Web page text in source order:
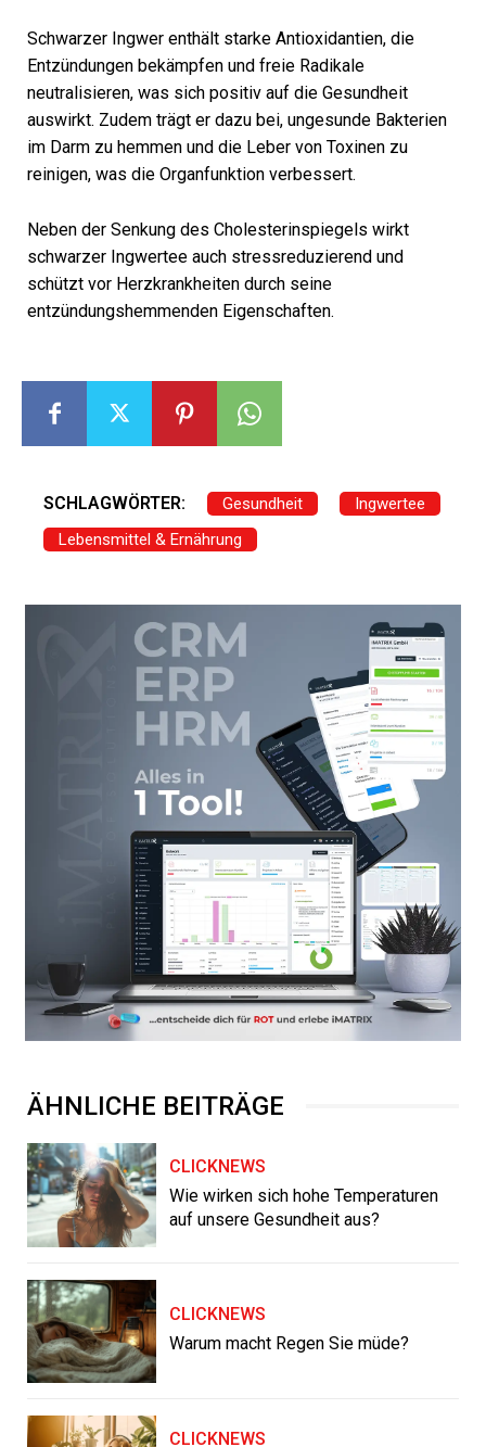
Schwarzer Ingwer enthält starke Antioxidantien, die
Entzündungen bekämpfen und freie Radikale
neutralisieren, was sich positiv auf die Gesundheit
auswirkt. Zudem trägt er dazu bei, ungesunde Bakterien
im Darm zu hemmen und die Leber von Toxinen zu
reinigen, was die Organfunktion verbessert.
Neben der Senkung des Cholesterinspiegels wirkt
schwarzer Ingwertee auch stressreduzierend und
schützt vor Herzkrankheiten durch seine
entzündungshemmenden Eigenschaften.
SCHLAGWÖRTER: Gesundheit
Ingwertee
Lebensmittel & Ernährung
ÄHNLICHE BEITRÄGE
CLICKNEWS
Wie wirken sich hohe Temperaturen
auf unsere Gesundheit aus?
CLICKNEWS
Warum macht Regen Sie müde?
CLICKNEWS